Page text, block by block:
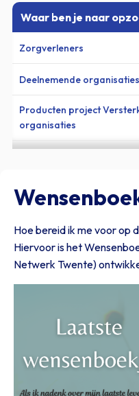
Waar ben je naar
Zorgverleners
Deelnemende organisaties
Producten project
organisaties
Samenwerkingsafspraken
Wensenboekje
Protocollen en richtlijnen
Praatkaart
Hoe bereid ik me voor op
Hiervoor is het
Netwerk Twente)